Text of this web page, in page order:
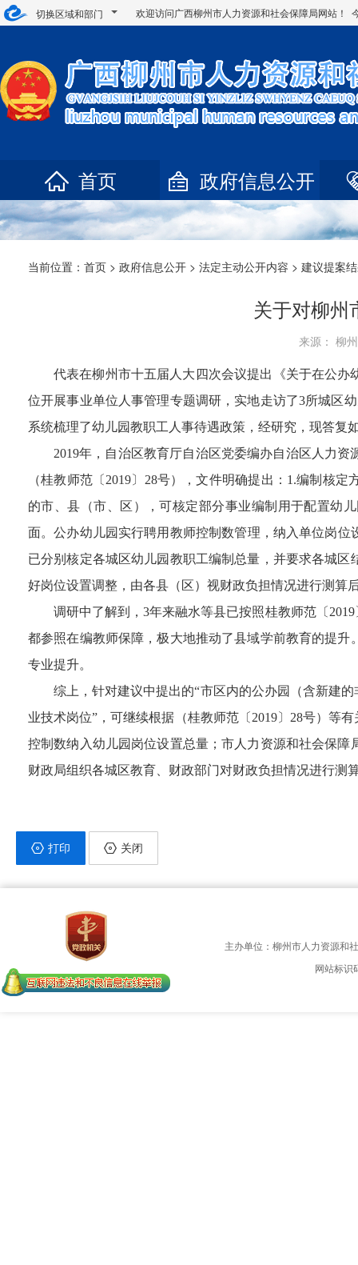
切换区域和部门 欢迎访问广西柳州市人力资源和社会保障局网站！
首页 政府信息公开
当前位置： 首页 > 政府信息公开 > 法定主动公开内容 > 建议提案
关于对柳州
来源： 柳
代表在柳州市十五届人大四次会议提出《关于在公
位开展事业单位人事管理专题调研，实地走访了3所城区
系统梳理了幼儿园教职工人事待遇政策，经研究，现答复
2019年，自治区教育厅自治区党委编办自治区人力
（桂教师范〔2019〕28号），文件明确提出：1.编制核
的市、县（市、区），可核定部分事业编制用于配置幼
面。公办幼儿园实行聘用教师控制数管理，纳入单位岗
已分别核定各城区幼儿园教职工编制总量，并要求各城
好岗位设置调整，由各县（区）视财政负担情况进行测算
调研中了解到，3年来融水等县已按照桂教师范〔
都参照在编教师保障，极大地推动了县域学前教育的提
专业提升。
综上，针对建议中提出的“市区内的公办园（含新建
业技术岗位”，可继续根据（桂教师范〔2019〕28号）等
控制数纳入幼儿园岗位设置总量；市人力资源和社会保
财政局组织各城区教育、财政部门对财政负担情况进行测
打印 关闭
主办单位：柳州市人力资源和
网站标识